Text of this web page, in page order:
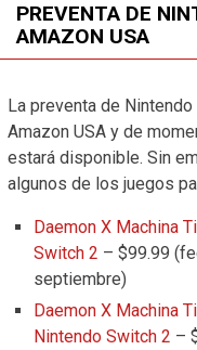
PREVENTA DE
AMAZON USA
La preventa de
Amazon USA y de
estará disponible. Sin
algunos de los juegos
Daemon X Machina
Switch 2 – $99.99
septiembre)
Daemon X Machina
Nintendo Switch 2 –